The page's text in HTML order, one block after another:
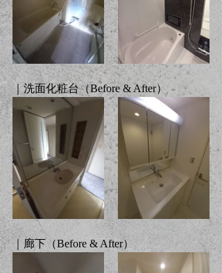
｜洗面化粧台（Before & After）
｜廊下（Before & After）